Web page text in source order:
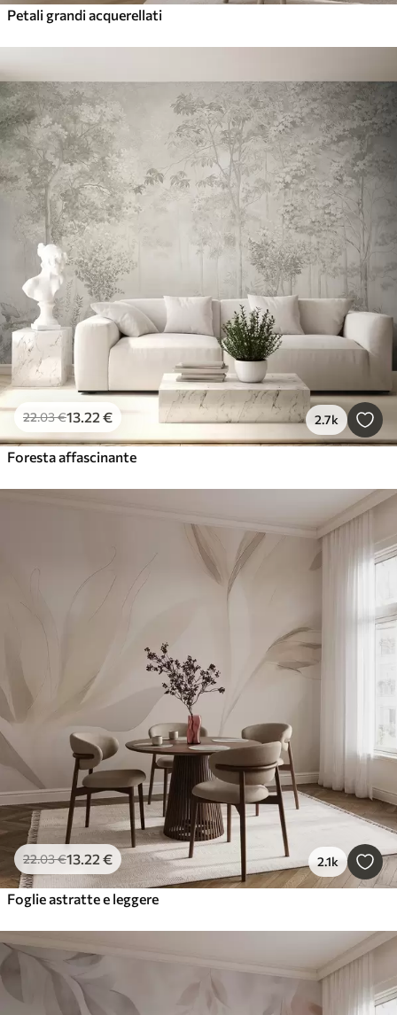
Petali grandi acquerellati
22.03€13.22 € 2.7k
Foresta affascinante
22.03€13.22 € 2.1k
Foglie astratte e leggere